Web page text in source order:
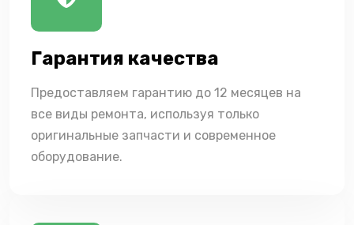
Гарантия качества
Предоставляем гарантию до 12 месяцев на
все виды ремонта, используя только
оригинальные запчасти и современное
оборудование.